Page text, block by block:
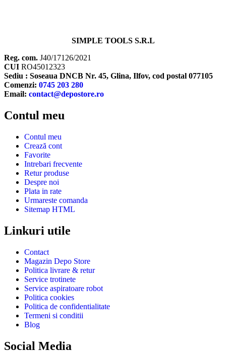
SIMPLE TOOLS S.R.L
Reg. com. J40/17126/2021
CUI RO45012323
Sediu : Soseaua DNCB Nr. 45, Glina, Ilfov, cod postal 077105
Comenzi: 0745 203 280
Email: contact@depostore.ro
Contul meu
Contul meu
Crează cont
Favorite
Intrebari frecvente
Retur produse
Despre noi
Plata in rate
Urmareste comanda
Sitemap HTML
Linkuri utile
Contact
Magazin Depo Store
Politica livrare & retur
Service trotinete
Service aspiratoare robot
Politica cookies
Politica de confidentialitate
Termeni si conditii
Blog
Social Media